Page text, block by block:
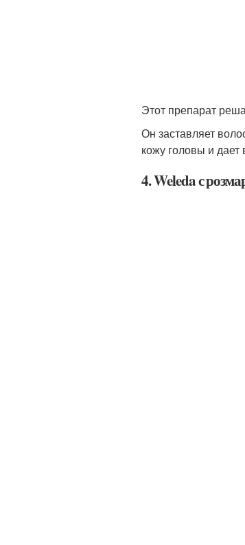
Этот препарат
Он заставляет
кожу головы и
4. Weleda с